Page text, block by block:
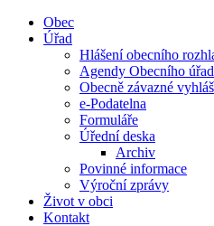
Obec
Úřad
Hlášení obecního
Agendy Obecního
Obecně závazné
e-Podatelna
Formuláře
Úřední deska
Archiv
Povinné informace
Výroční zprávy
Život v obci
Kontakt